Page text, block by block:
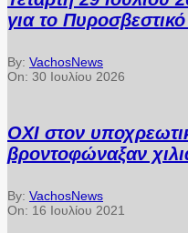
για το
By: VachosNews
On: 30 Ιουλίου 2026
ΟΧΙ στον
βροντοφώναξαν
By: VachosNews
On: 16 Ιουλίου 2021